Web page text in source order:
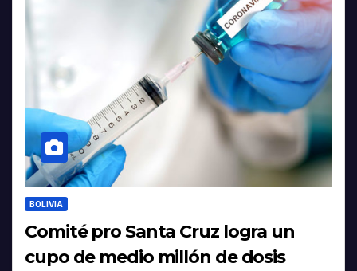
BOLIVIA
Comité pro Santa Cruz logra un
cupo de medio millón de dosis